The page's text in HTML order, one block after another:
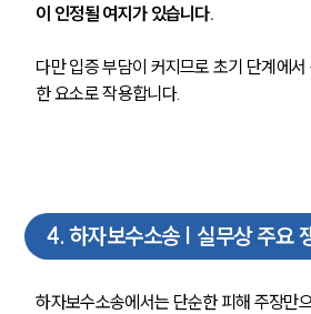
이 인정될 여지가 있습니다.
다만 입증 부담이 커지므로 초기 단계에
한 요소로 작용합니다.
4.하자보수소송 | 실무상 주요
하자보수소송에서는 단순한 피해 주장만